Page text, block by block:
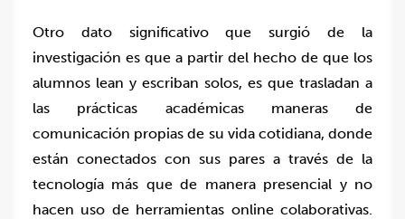
Otro dato significativo que surgió de la
investigación es que a partir del hecho de que los
alumnos lean y escriban solos, es que trasladan a
las prácticas académicas maneras de
comunicación propias de su vida cotidiana, donde
están conectados con sus pares a través de la
tecnología más que de manera presencial y no
hacen uso de herramientas online colaborativas.